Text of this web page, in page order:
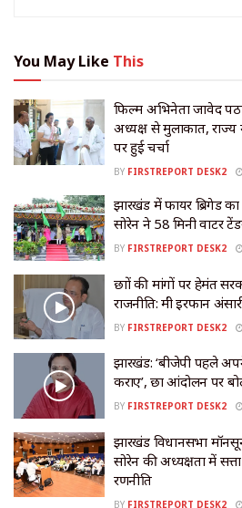
You May Like This
फिल्म अभिनेता जावेद
अध्यक्ष से मुलाकात,
पर हुई चर्चा
BY FIRSTREPORT DESK2
झारखंड में फायर ब्रिगेड
सोरेन ने 58 मिनी वाटर
BY FIRSTREPORT DESK2
छात्रों की मांगों पर हेमंत
राजनीति: मंत्री इरफान
BY FIRSTREPORT DESK2
झारखंड: ‘बीजेपी पहले
कराए’, छात्र आंदोलन पर
BY FIRSTREPORT DESK2
झारखंड विधानसभा
सोरेन की अध्यक्षता में
रणनीति
BY FIRSTREPORT DESK2